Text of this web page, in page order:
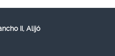
II, Alijó